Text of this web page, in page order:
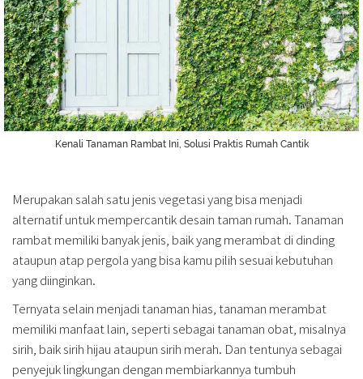
Kenali Tanaman Rambat Ini, Solusi Praktis Rumah Cantik
Merupakan salah satu jenis vegetasi yang bisa menjadi
alternatif untuk mempercantik desain taman rumah. Tanaman
rambat memiliki banyak jenis, baik yang merambat di dinding
ataupun atap pergola yang bisa kamu pilih sesuai kebutuhan
yang diinginkan.
Ternyata selain menjadi tanaman hias, tanaman merambat
memiliki manfaat lain, seperti sebagai tanaman obat, misalnya
sirih, baik sirih hijau ataupun sirih merah. Dan tentunya sebagai
penyejuk lingkungan dengan membiarkannya tumbuh